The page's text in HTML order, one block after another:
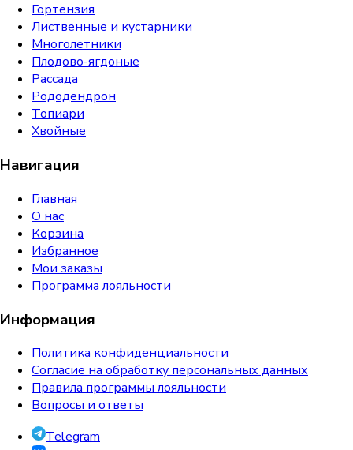
Гортензия
Лиственные и кустарники
Многолетники
Плодово-ягдоные
Рассада
Рододендрон
Топиари
Хвойные
Навигация
Главная
О нас
Корзина
Избранное
Мои заказы
Программа лояльности
Информация
Политика конфиденциальности
Согласие на обработку персональных данных
Правила программы лояльности
Вопросы и ответы
Telegram